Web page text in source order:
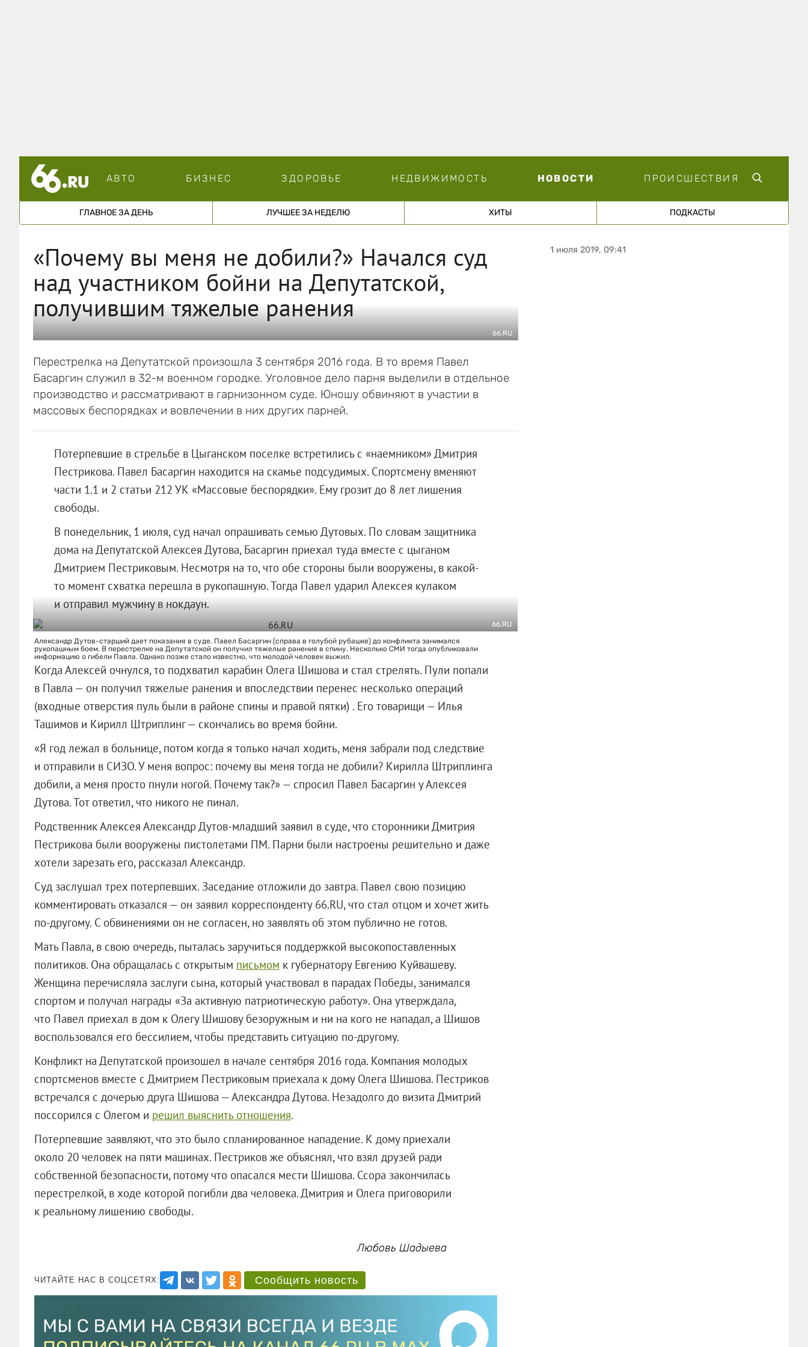
АВТО БИЗНЕС ЗДОРОВЬЕ НЕДВИЖИМОСТЬ НОВОСТИ ПРОИСШЕСТВИЯ
ГЛАВНОЕ ЗА ДЕНЬ ЛУЧШЕЕ ЗА НЕДЕЛЮ ХИТЫ ПОДКАСТЫ
«Почему вы меня не добили?» Начался суд
над участником бойни на Депутатской,
получившим тяжелые ранения
66.RU
Перестрелка на Депутатской произошла 3 сентября 2016 года. В то время Павел
Басаргин служил в 32-м военном городке. Уголовное дело парня выделили в отдельное
производство и рассматривают в гарнизонном суде. Юношу обвиняют в участии в
массовых беспорядках и вовлечении в них других парней.
Потерпевшие в стрельбе в Цыганском поселке встретились с «наемником» Дмитрия
Пестрикова. Павел Басаргин находится на скамье подсудимых. Спортсмену вменяют
части 1.1 и 2 статьи 212 УК «Массовые беспорядки». Ему грозит до 8 лет лишения
свободы.
В понедельник, 1 июля, суд начал опрашивать семью Дутовых. По словам защитника
дома на Депутатской Алексея Дутова, Басаргин приехал туда вместе с цыганом
Дмитрием Пестриковым. Несмотря на то, что обе стороны были вооружены, в какой-
то момент схватка перешла в рукопашную. Тогда Павел ударил Алексея кулаком
и отправил мужчину в нокдаун.
66.RU
Александр Дутов-старший дает показания в суде. Павел Басаргин (справа в голубой рубашке) до конфликта занимался
рукопашным боем. В перестрелке на Депутатской он получил тяжелые ранения в спину. Несколько СМИ тогда опубликовали
информацию о гибели Павла. Однако позже стало известно, что молодой человек выжил.
Когда Алексей очнулся, то подхватил карабин Олега Шишова и стал стрелять. Пули попали
в Павла — он получил тяжелые ранения и впоследствии перенес несколько операций
(входные отверстия пуль были в районе спины и правой пятки) . Его товарищи — Илья
Ташимов и Кирилл Штриплинг — скончались во время бойни.
«Я год лежал в больнице, потом когда я только начал ходить, меня забрали под следствие
и отправили в СИЗО. У меня вопрос: почему вы меня тогда не добили? Кирилла Штриплинга
добили, а меня просто пнули ногой. Почему так?» — спросил Павел Басаргин у Алексея
Дутова. Тот ответил, что никого не пинал.
Родственник Алексея Александр Дутов-младший заявил в суде, что сторонники Дмитрия
Пестрикова были вооружены пистолетами ПМ. Парни были настроены решительно и даже
хотели зарезать его, рассказал Александр.
Суд заслушал трех потерпевших. Заседание отложили до завтра. Павел свою позицию
комментировать отказался — он заявил корреспонденту 66.RU, что стал отцом и хочет жить
по-другому. С обвинениями он не согласен, но заявлять об этом публично не готов.
Мать Павла, в свою очередь, пыталась заручиться поддержкой высокопоставленных
политиков. Она обращалась с открытым письмом к губернатору Евгению Куйвашеву.
Женщина перечисляла заслуги сына, который участвовал в парадах Победы, занимался
спортом и получал награды «За активную патриотическую работу». Она утверждала,
что Павел приехал в дом к Олегу Шишову безоружным и ни на кого не нападал, а Шишов
воспользовался его бессилием, чтобы представить ситуацию по-другому.
Конфликт на Депутатской произошел в начале сентября 2016 года. Компания молодых
спортсменов вместе с Дмитрием Пестриковым приехала к дому Олега Шишова. Пестриков
встречался с дочерью друга Шишова — Александра Дутова. Незадолго до визита Дмитрий
поссорился с Олегом и решил выяснить отношения.
Потерпевшие заявляют, что это было спланированное нападение. К дому приехали
около 20 человек на пяти машинах. Пестриков же объяснял, что взял друзей ради
собственной безопасности, потому что опасался мести Шишова. Ссора закончилась
перестрелкой, в ходе которой погибли два человека. Дмитрия и Олега приговорили
к реальному лишению свободы.
Любовь Шадыева
ЧИТАЙТЕ НАС В СОЦСЕТЯХ: Сообщить новость
1 июля 2019, 09:41